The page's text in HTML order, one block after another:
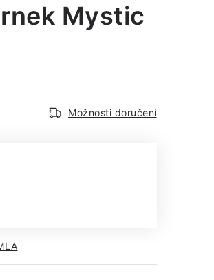
Mystic
Možnosti doručení